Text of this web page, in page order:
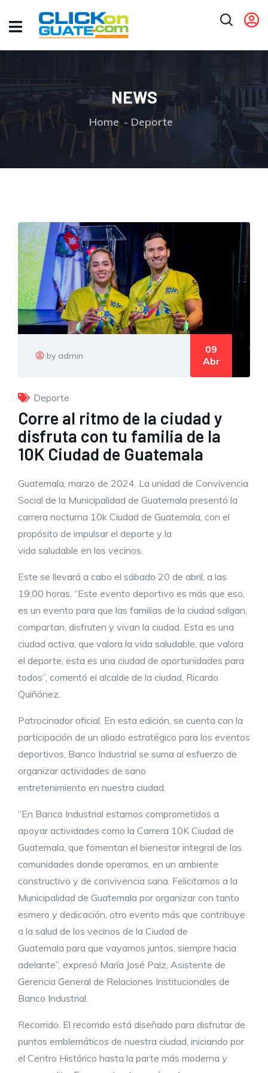
NEWS
Home Deporte
by admin
09
Abr
Deporte
Corre al ritmo de la ciudad y
disfruta con tu familia de la
10K Ciudad de Guatemala
Guatemala, marzo de 2024. La unidad de Convivencia
Social de la Municipalidad de Guatemala presentó la
carrera nocturna 10k Ciudad de Guatemala, con el
propósito de impulsar el deporte y la
vida saludable en los vecinos.
Este se llevará a cabo el sábado 20 de abril, a las
19:00 horas. “Este evento deportivo es más que eso,
es un evento para que las familias de la ciudad salgan,
compartan, disfruten y vivan la ciudad. Esta es una
ciudad activa, que valora la vida saludable, que valora
el deporte, esta es una ciudad de oportunidades para
todos”, comentó el alcalde de la ciudad, Ricardo
Quiñónez.
Patrocinador oficial. En esta edición, se cuenta con la
participación de un aliado estratégico para los eventos
deportivos, Banco Industrial se suma al esfuerzo de
organizar actividades de sano
entretenimiento en nuestra ciudad.
“En Banco Industrial estamos comprometidos a
apoyar actividades como la Carrera 10K Ciudad de
Guatemala, que fomentan el bienestar integral de las
comunidades donde operamos, en un ambiente
constructivo y de convivencia sana. Felicitamos a la
Municipalidad de Guatemala por organizar con tanto
esmero y dedicación, otro evento más que contribuye
a la salud de los vecinos de la Ciudad de
Guatemala para que vayamos juntos, siempre hacia
adelante”, expresó María José Paiz, Asistente de
Gerencia General de Relaciones Institucionales de
Banco Industrial.
Recorrido. El recorrido está diseñado para disfrutar de
puntos emblemáticos de nuestra ciudad, iniciando por
el Centro Histórico hasta la parte más moderna y